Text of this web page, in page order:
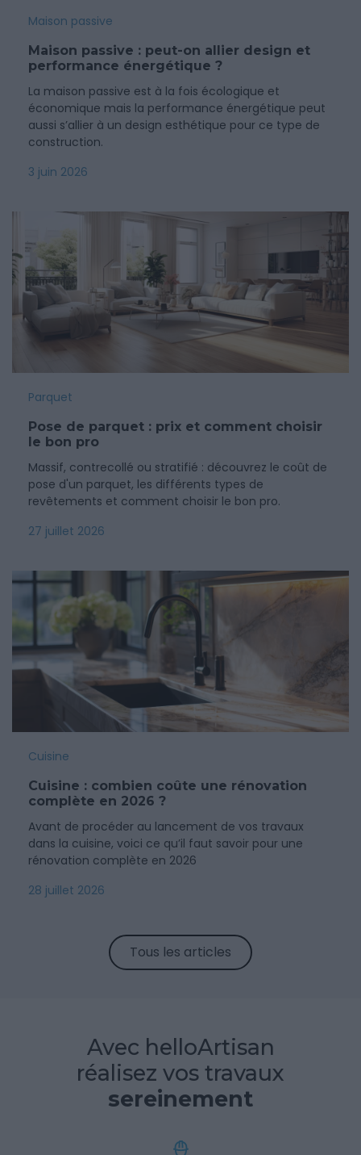
Maison passive
Maison passive : peut-on allier design et
performance énergétique ?
La maison passive est à la fois écologique et
économique mais la performance énergétique peut
aussi s’allier à un design esthétique pour ce type de
construction.
3 juin 2026
Parquet
Pose de parquet : prix et comment choisir
le bon pro
Massif, contrecollé ou stratifié : découvrez le coût de
pose d'un parquet, les différents types de
revêtements et comment choisir le bon pro.
27 juillet 2026
Cuisine
Cuisine : combien coûte une rénovation
complète en 2026 ?
Avant de procéder au lancement de vos travaux
dans la cuisine, voici ce qu’il faut savoir pour une
rénovation complète en 2026
28 juillet 2026
Tous les articles
Avec helloArtisan
réalisez vos travaux
sereinement